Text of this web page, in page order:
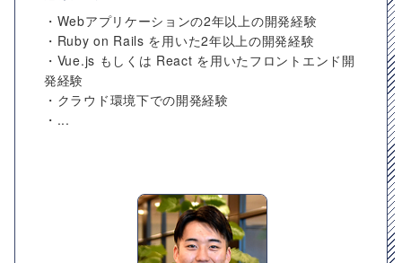
・Webアプリケーションの2年以上の開発経験
・Ruby on Rails を用いた2年以上の開発経験
・Vue.js もしくは React を用いたフロントエンド開
発経験
・クラウド環境下での開発経験
・...